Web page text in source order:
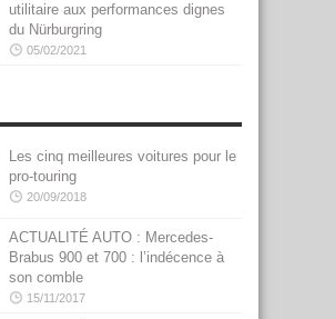
utilitaire aux performances dignes
du Nürburgring
05/02/2021
Les cinq meilleures voitures pour le
pro-touring
20/09/2018
ACTUALITÉ AUTO : Mercedes-
Brabus 900 et 700 : l’indécence à
son comble
15/11/2017